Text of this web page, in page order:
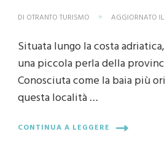
DI OTRANTO TURISMO AGGIORNATO IL
Situata lungo la costa
una piccola perla della
Conosciuta come la baia più
questa località …
CONTINUA A LEGGERE